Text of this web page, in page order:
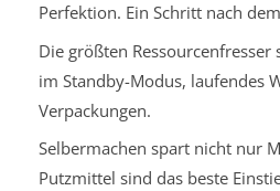
Perfektion. Ein Schritt nach
Die größten
im Standby-Modus, laufendes
Verpackungen.
Selbermachen spart nicht nur
Putzmittel sind das beste